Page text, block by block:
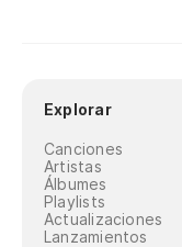
Explorar
Canciones
Artistas
Álbumes
Playlists
Actualizaciones
Lanzamientos